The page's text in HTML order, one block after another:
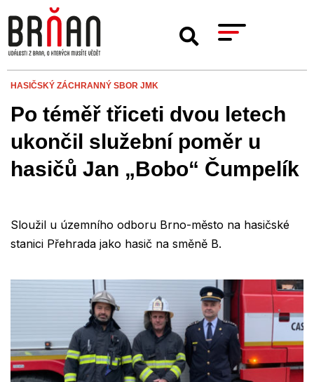
HASIČSKÝ ZÁCHRANNÝ SBOR JMK
Po téměř třiceti dvou letech
ukončil služební poměr u
hasičů Jan „Bobo“ Čumpelík
Sloužil u územního odboru Brno-město na hasičské
stanici Přehrada jako hasič na směně B.